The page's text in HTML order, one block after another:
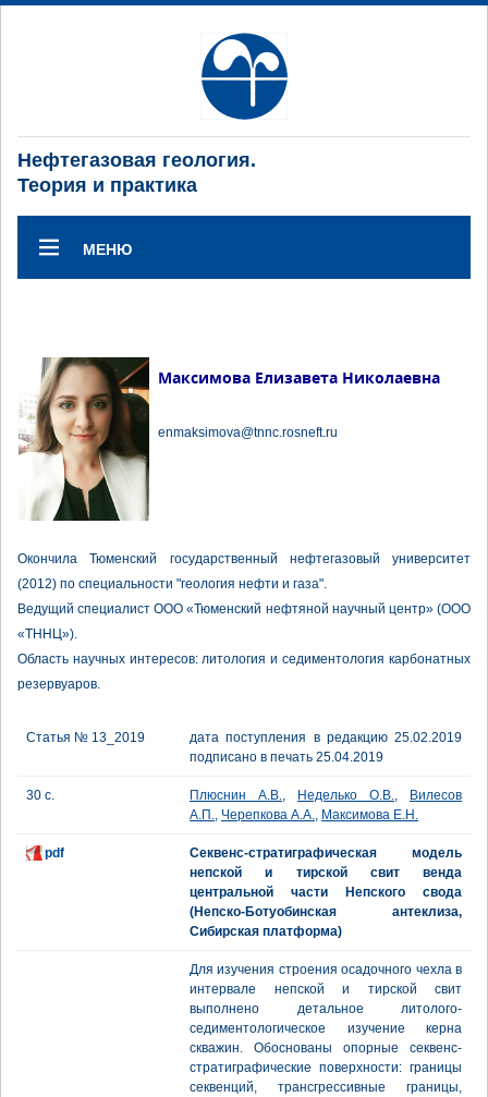
Нефтегазовая геология.
Теория и практика
МЕНЮ
Максимова Елизавета Николаевна
enmaksimova@tnnc.rosneft.ru
Окончила Тюменский государственный нефтегазовый университет
(2012) по специальности "геология нефти и газа".
Ведущий специалист ООО «Тюменский нефтяной научный центр» (ООО
«ТННЦ»).
Область научных интересов: литология и седиментология карбонатных
резервуаров.
Статья № 13_2019
дата поступления в редакцию 25.02.2019
подписано в печать 25.04.2019
30 с. Плюснин А.В., Неделько О.В.,
Вилесов
А.П., Черепкова А.А., Максимова Е.Н.
pdf
Секвенс-стратиграфическая модель
непской и тирской свит венда
центральной части Непского свода
(Непско-Ботуобинская антеклиза,
Сибирская платформа)
Для изучения строения осадочного чехла в
интервале непской и тирской свит
выполнено детальное литолого-
седиментологическое изучение керна
скважин. Обоснованы опорные секвенс-
стратиграфические поверхности: границы
секвенций, трансгрессивные границы,